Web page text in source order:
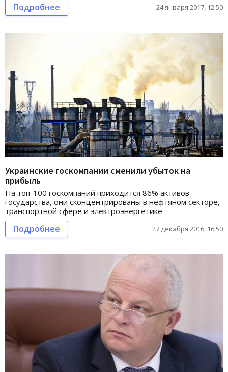
Подробнее 24 января 2017, 12:50
Украинские госкомпании сменили убыток на
прибыль
На топ-100 госкомпаний приходится 86% активов
государства, они сконцентрированы в нефтяном секторе,
транспортной сфере и электроэнергетике
Подробнее 27 декабря 2016, 16:50